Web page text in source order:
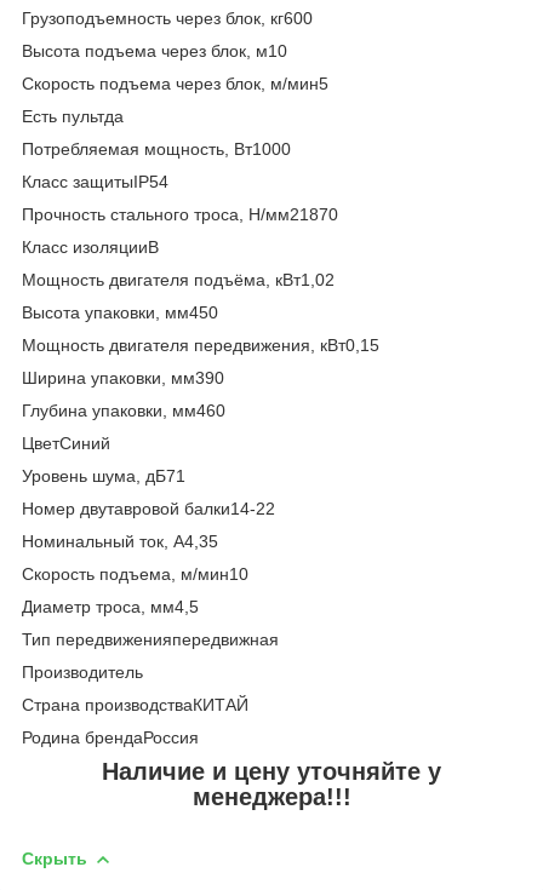
Грузоподъемность через блок, кг600
Высота подъема через блок, м10
Скорость подъема через блок, м/мин5
Есть пультда
Потребляемая мощность, Вт1000
Класс защитыIP54
Прочность стального троса, Н/мм21870
Класс изоляцииB
Мощность двигателя подъёма, кВт1,02
Высота упаковки, мм450
Мощность двигателя передвижения, кВт0,15
Ширина упаковки, мм390
Глубина упаковки, мм460
ЦветСиний
Уровень шума, дБ71
Номер двутавровой балки14-22
Номинальный ток, А4,35
Скорость подъема, м/мин10
Диаметр троса, мм4,5
Тип передвиженияпередвижная
Производитель
Страна производстваКИТАЙ
Родина брендаРоссия
Наличие и цену уточняйте у
менеджера!!!
Скрыть